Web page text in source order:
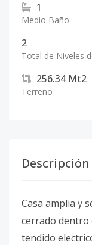
1
Medio Baño
2
Total de Niveles
256.34 Mt2
Terreno
Descripción
Casa amplia y
cerrado dentro
tendido